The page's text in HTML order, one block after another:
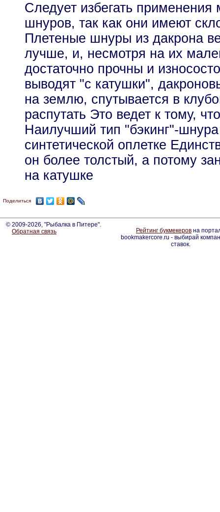
Следует избегать
шнуров, так как они имеют
Плетеные шнуры из дакрона
лучше, и, несмотря на их
достаточно прочны и
выводят "с катушки",
на землю, спутывается в
распутать Это ведет к тому,
Наилучший тип "бэкинг"-
синтетической оплетке
он более толстый, а потому
на катушке
Поделиться
© 2009-2026, "Рыбалка в Питере".
Обратная связь
Рейтинг букмекеров на
bookmakercore.ru - выбирай
ставок.